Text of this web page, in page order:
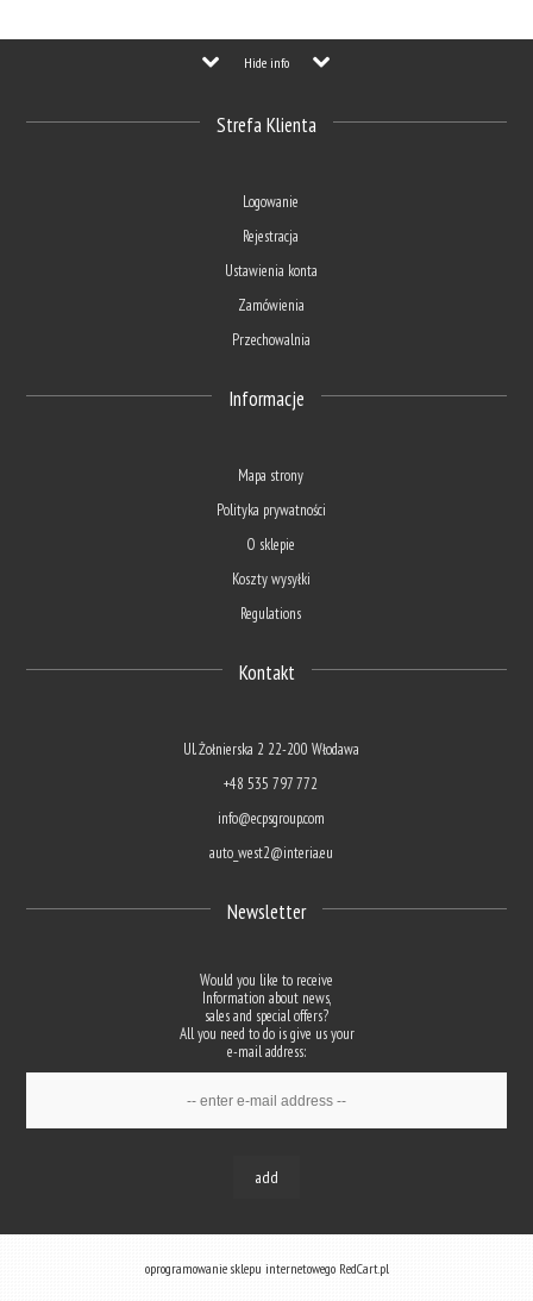
Hide info
Strefa Klienta
Logowanie
Rejestracja
Ustawienia konta
Zamówienia
Przechowalnia
Informacje
Mapa strony
Polityka prywatności
O sklepie
Koszty wysyłki
Regulations
Kontakt
Ul. Żołnierska 2 22-200 Włodawa
+48 535 797 772
info@ecpsgroup.com
auto_west2@interia.eu
Newsletter
Would you like to receive
Information about news,
sales and special offers?
All you need to do is give us your
e-mail address:
add
oprogramowanie sklepu internetowegoRedCart.pl